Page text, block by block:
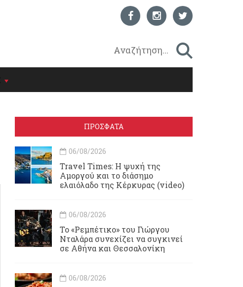
ΠΡΟΣΦΑΤΑ
06/08/2026
Travel Times: H ψυχή της
Αμοργού και το διάσημο
ελαιόλαδο της Κέρκυρας (video)
06/08/2026
Το «Ρεμπέτικο» του Γιώργου
Νταλάρα συνεχίζει να συγκινεί
σε Αθήνα και Θεσσαλονίκη
06/08/2026